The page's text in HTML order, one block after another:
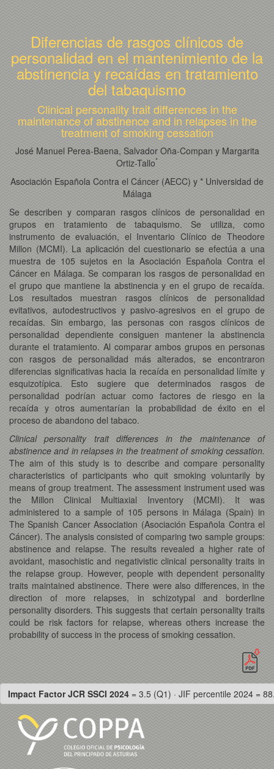
Diferencias de rasgos clínicos de
personalidad en el mantenimiento de la
abstinencia y recaídas en tratamiento
del tabaquismo
Clinical personality trait differences in the
maintenance of abstinence and in relapses in the
treatment of smoking cessation
José Manuel Perea-Baena, Salvador Oña-Compan y Margarita
Ortiz-Tallo*
Asociación Española Contra el Cáncer (AECC) y * Universidad de
Málaga
Se describen y comparan rasgos clínicos de personalidad en
grupos en tratamiento de tabaquismo. Se utiliza, como
instrumento de evaluación, el Inventario Clínico de Theodore
Millon (MCMI). La aplicación del cuestionario se efectúa a una
muestra de 105 sujetos en la Asociación Española Contra el
Cáncer en Málaga. Se comparan los rasgos de personalidad en
el grupo que mantiene la abstinencia y en el grupo de recaída.
Los resultados muestran rasgos clínicos de personalidad
evitativos, autodestructivos y pasivo-agresivos en el grupo de
recaídas. Sin embargo, las personas con rasgos clínicos de
personalidad dependiente consiguen mantener la abstinencia
durante el tratamiento. Al comparar ambos grupos en personas
con rasgos de personalidad más alterados, se encontraron
diferencias significativas hacia la recaída en personalidad límite y
esquizotípica. Esto sugiere que determinados rasgos de
personalidad podrían actuar como factores de riesgo en la
recaída y otros aumentarían la probabilidad de éxito en el
proceso de abandono del tabaco.
Clinical personality trait differences in the maintenance of
abstinence and in relapses in the treatment of smoking cessation.
The aim of this study is to describe and compare personality
characteristics of participants who quit smoking voluntarily by
means of group treatment. The assessment instrument used was
the Millon Clinical Multiaxial Inventory (MCMI). It was
administered to a sample of 105 persons in Málaga (Spain) in
The Spanish Cancer Association (Asociación Española Contra el
Cáncer). The analysis consisted of comparing two sample groups:
abstinence and relapse. The results revealed a higher rate of
avoidant, masochistic and negativistic clinical personality traits in
the relapse group. However, people with dependent personality
traits maintained abstinence. There were also differences, in the
direction of more relapses, in schizotypal and borderline
personality disorders. This suggests that certain personality traits
could be risk factors for relapse, whereas others increase the
probability of success in the process of smoking cessation.
Impact Factor JCR SSCI 2024 = 3.5 (Q1) · JIF percentile 2024 =